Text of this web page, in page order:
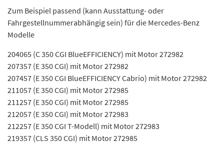
Zum Beispiel passend (kann Ausstattung- oder
Fahrgestellnummerabhängig sein) für die Mercedes-Benz
Modelle
204065 (C 350 CGI BlueEFFICIENCY) mit Motor 272982
207357 (E 350 CGI) mit Motor 272982
207457 (E 350 CGI BlueEFFICIENCY Cabrio) mit Motor 272982
211057 (E 350 CGI) mit Motor 272985
211257 (E 350 CGI) mit Motor 272985
212057 (E 350 CGI) mit Motor 272983
212257 (E 350 CGI T-Modell) mit Motor 272983
219357 (CLS 350 CGI) mit Motor 272985